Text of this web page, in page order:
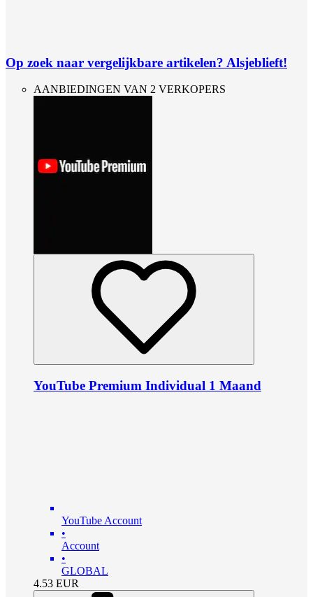
Op zoek naar vergelijkbare artikelen? Alsjeblieft!
AANBIEDINGEN VAN 2 VERKOPERS
YouTube Premium Individual 1 Maand
YouTube Account
•
Account
•
GLOBAL
4.53 EUR